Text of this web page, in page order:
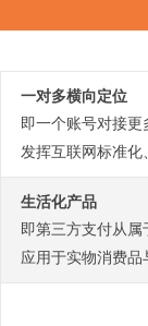
一对多横向定位
即一个账号对接
发挥互联网标准化
生活化产品
即第三方支付从属
应用于实物消费品